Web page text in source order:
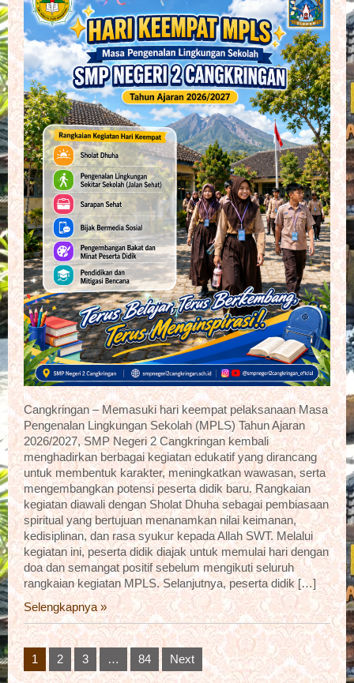
Cangkringan – Memasuki hari keempat pelaksanaan Masa
Pengenalan Lingkungan Sekolah (MPLS) Tahun Ajaran
2026/2027, SMP Negeri 2 Cangkringan kembali
menghadirkan berbagai kegiatan edukatif yang dirancang
untuk membentuk karakter, meningkatkan wawasan, serta
mengembangkan potensi peserta didik baru. Rangkaian
kegiatan diawali dengan Sholat Dhuha sebagai pembiasaan
spiritual yang bertujuan menanamkan nilai keimanan,
kedisiplinan, dan rasa syukur kepada Allah SWT. Melalui
kegiatan ini, peserta didik diajak untuk memulai hari dengan
doa dan semangat positif sebelum mengikuti seluruh
rangkaian kegiatan MPLS. Selanjutnya, peserta didik […]
Selengkapnya »
Posts
pagination
1 2 3 … 84 Next